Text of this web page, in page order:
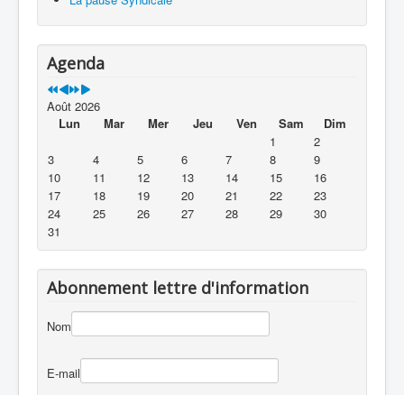
Agenda
Août 2026
Lun
Mar Mer Jeu Ven Sam
Dim
1
2
3
4 5 6 7 8
9
10
11 12 13 14 15
16
17
18 19 20 21 22
23
24
25 26 27 28 29
30
31
Abonnement lettre d'information
Nom
E-mail